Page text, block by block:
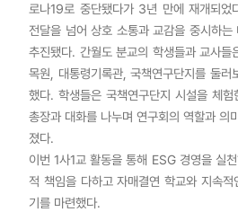
로나19로 중단됐다가 3년 만에 재개되
전달을 넘어 상호 소통과 교감을 중시하는
추진됐다. 간월도 분교의 학생들과 교사들
목원, 대통령기록관, 국책연구단지를 둘러
했다. 학생들은 국책연구단지 시설을 체
총장과 대화를 나누며 연구회의 역할과 의
졌다.
이번 1사1교 활동을 통해 ESG 경영을 실
적 책임을 다하고 자매결연 학교와 지속
기를 마련했다.